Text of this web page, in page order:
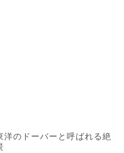
洋のドーバーと呼ばれる絶